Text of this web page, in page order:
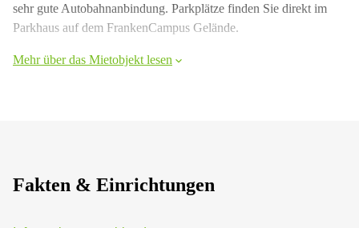
sehr gute Autobahnanbindung. Parkplätze finden Sie direkt im
Parkhaus auf dem FrankenCampus Gelände.
Mehr über das Mietobjekt lesen
Fakten & Einrichtungen